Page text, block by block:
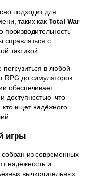
подходит для
таких как Total War
производительность
справляться с
тактикой.
погрузиться в любой
RPG до симуляторов.
обеспечивает
доступностью, что
ищет надёжного
игры
собран из современных
надёжность и
вычислительных